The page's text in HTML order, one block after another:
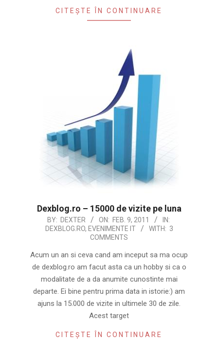
CITEȘTE ÎN CONTINUARE
Dexblog.ro – 15000 de vizite pe luna
BY: DEXTER ON: FEB. 9, 2011
IN:
DEXBLOG.RO, EVENIMENTE IT WITH: 3
COMMENTS
Acum un an si ceva cand am inceput sa ma ocup
de dexblog.ro am facut asta ca un hobby si ca o
modalitate de a da anumite cunostinte mai
departe. Ei bine pentru prima data in istorie:) am
ajuns la 15.000 de vizite in ultimele 30 de zile.
Acest target
CITEȘTE ÎN CONTINUARE